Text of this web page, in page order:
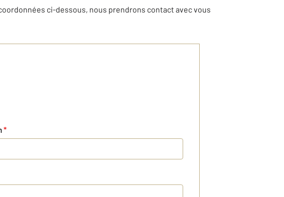
ci-dessous, nous prendrons contact avec vous
*